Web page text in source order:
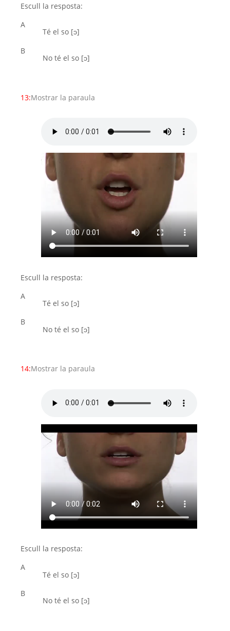
Escull la resposta:
A
Té el so [ͻ]
B
No té el so [ͻ]
13:Mostrar la paraula
Escull la resposta:
A
Té el so [ͻ]
B
No té el so [ͻ]
14:Mostrar la paraula
Escull la resposta:
A
Té el so [ͻ]
B
No té el so [ͻ]